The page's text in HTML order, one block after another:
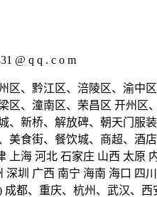
@ q q . c o m
区、黔江区、涪陵区、渝中
、潼南区、荣昌区 开州区
新桥、解放碑、朝天门服
食街、餐饮城、商超、酒
上海 河北 石家庄 山西 太原
圳 广西 南宁 海南 海口 四
都、重庆、杭州、武汉、